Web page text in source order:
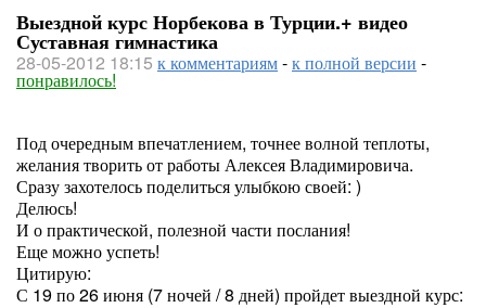
Выездной курс Норбекова в Турции.+ видео
Суставная гимнастика
28-05-2012 18:15 к комментариям-к полной версии -
понравилось!
Под очередным впечатлением, точнее волной теплоты,
желания творить от работы Алексея Владимировича.
Сразу захотелось поделиться улыбкою своей: )
Делюсь!
И о практической, полезной части послания!
Еще можно успеть!
Цитирую:
С 19 по 26 июня (7 ночей / 8 дней) пройдет выездной курс: